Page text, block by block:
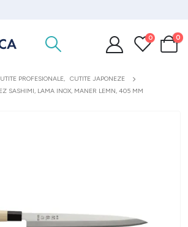
0 0
PROFESIONALE,
CUTITE JAPONEZE
SASHIMI, LAMA INOX, MANER LEMN, 405 MM